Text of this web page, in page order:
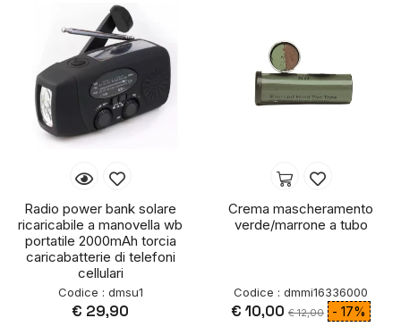
utile se lo si vuole cambiare.
Rapporto qualità-prezzo ottimo. Prodotto veramente consigliato
04/06/2021 Luigi Leone
Radio power bank solare
ricaricabile a manovella wb
portatile 2000mAh torcia
caricabatterie di telefoni
cellulari
Codice : dmsu1
€ 29,90
Crema mascheramento
verde/marrone a tubo
Codice : dmmi16336000
€ 10,00 € 12,00 - 17%